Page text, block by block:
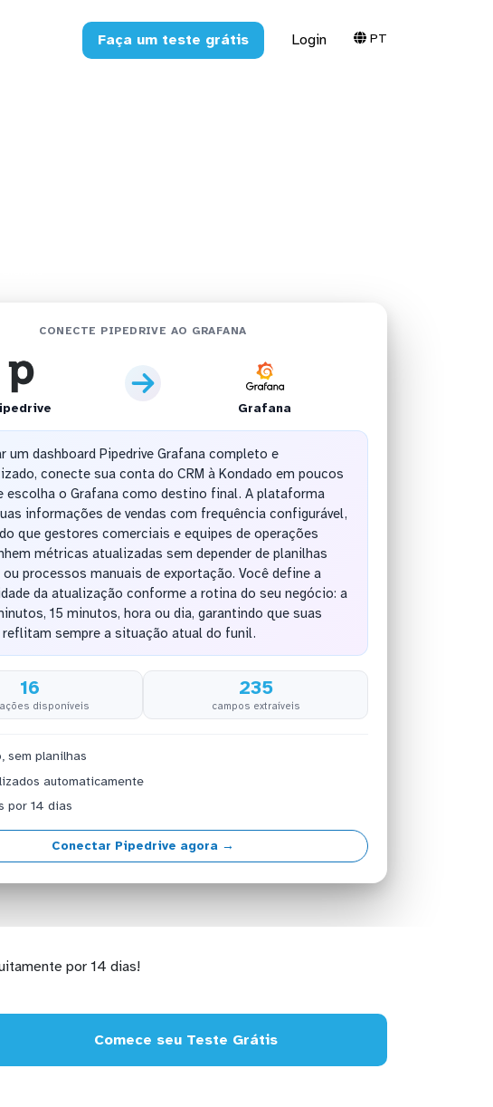
Faça um teste grátis Login PT
CONECTE PIPEDRIVE AO GRAFANA
Grafana
um dashboard Pipedrive Grafana completo e
conecte sua conta do CRM à Kondado em poucos
escolha o Grafana como destino final. A plataforma
informações de vendas com frequência configurável,
que gestores comerciais e equipes de operações
métricas atualizadas sem depender de planilhas
processos manuais de exportação. Você define a
da atualização conforme a rotina do seu negócio: a
15 minutos, hora ou dia, garantindo que suas
sempre a situação atual do funil.
16
disponíveis
235
campos extraíveis
sem planilhas
automaticamente
por 14 dias
Conectar Pipedrive agora →
por 14 dias!
Comece seu Teste Grátis